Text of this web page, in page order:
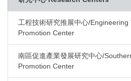
工程技術研究推展中心/
Promotion Center
南區促進產業發展研究中心/
Promotion Center